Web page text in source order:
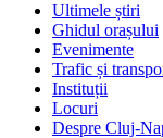
Ultimele știri
Ghidul orașului
Evenimente
Trafic și
Instituții
Locuri
Despre Cluj-